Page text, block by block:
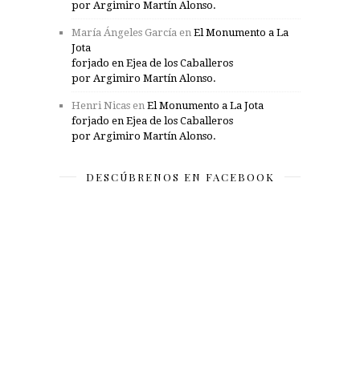
por Argimiro Martín Alonso.
María Ángeles García en El Monumento a La
Jota
forjado en Ejea de los Caballeros
por Argimiro Martín Alonso.
Henri Nicas en El Monumento a La Jota
forjado en Ejea de los Caballeros
por Argimiro Martín Alonso.
DESCÚBRENOS EN FACEBOOK